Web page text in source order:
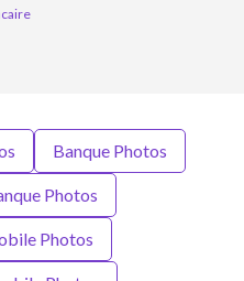
Banque Photos
Photos
Photos